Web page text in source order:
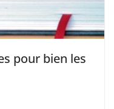
pour bien les